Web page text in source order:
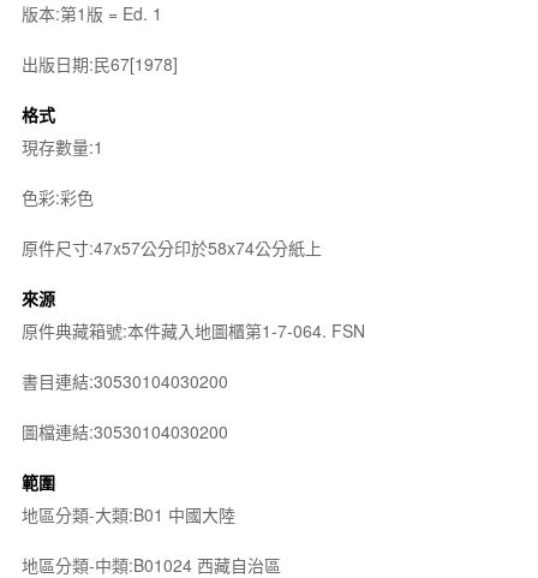
版本:第1版 = Ed. 1
出版日期:民67[1978]
格式
現存數量:1
色彩:彩色
原件尺寸:47x57公分印於58x74公分紙上
來源
原件典藏箱號:本件藏入地圖櫃第1-7-064. FSN
書目連結:30530104030200
圖檔連結:30530104030200
範圍
地區分類-大類:B01 中國大陸
地區分類-中類:B01024 西藏自治區